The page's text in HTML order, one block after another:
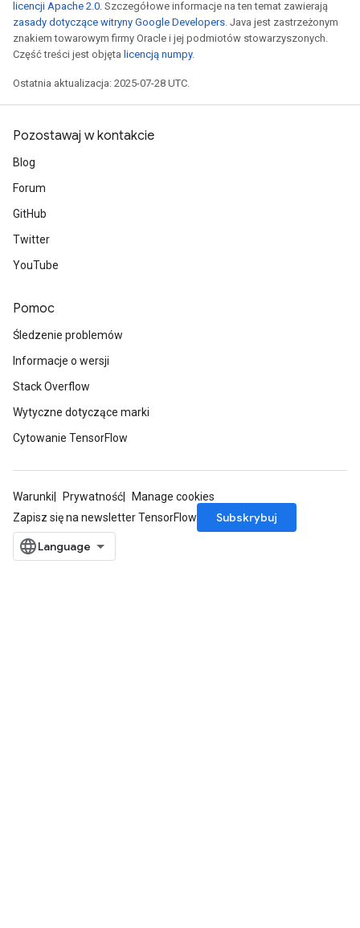
licencji Apache 2.0. Szczegółowe informacje na ten temat zawierają
zasady dotyczące witryny Google Developers. Java jest zastrzeżonym
znakiem towarowym firmy Oracle i jej podmiotów stowarzyszonych.
Część treści jest objęta licencją numpy.
Ostatnia aktualizacja: 2025-07-28 UTC.
Pozostawaj w kontakcie
Blog
Forum
GitHub
Twitter
YouTube
Pomoc
Śledzenie problemów
Informacje o wersji
Stack Overflow
Wytyczne dotyczące marki
Cytowanie TensorFlow
Warunki Prywatność
Manage cookies
Zapisz się na newsletter TensorFlow
Subskrybuj